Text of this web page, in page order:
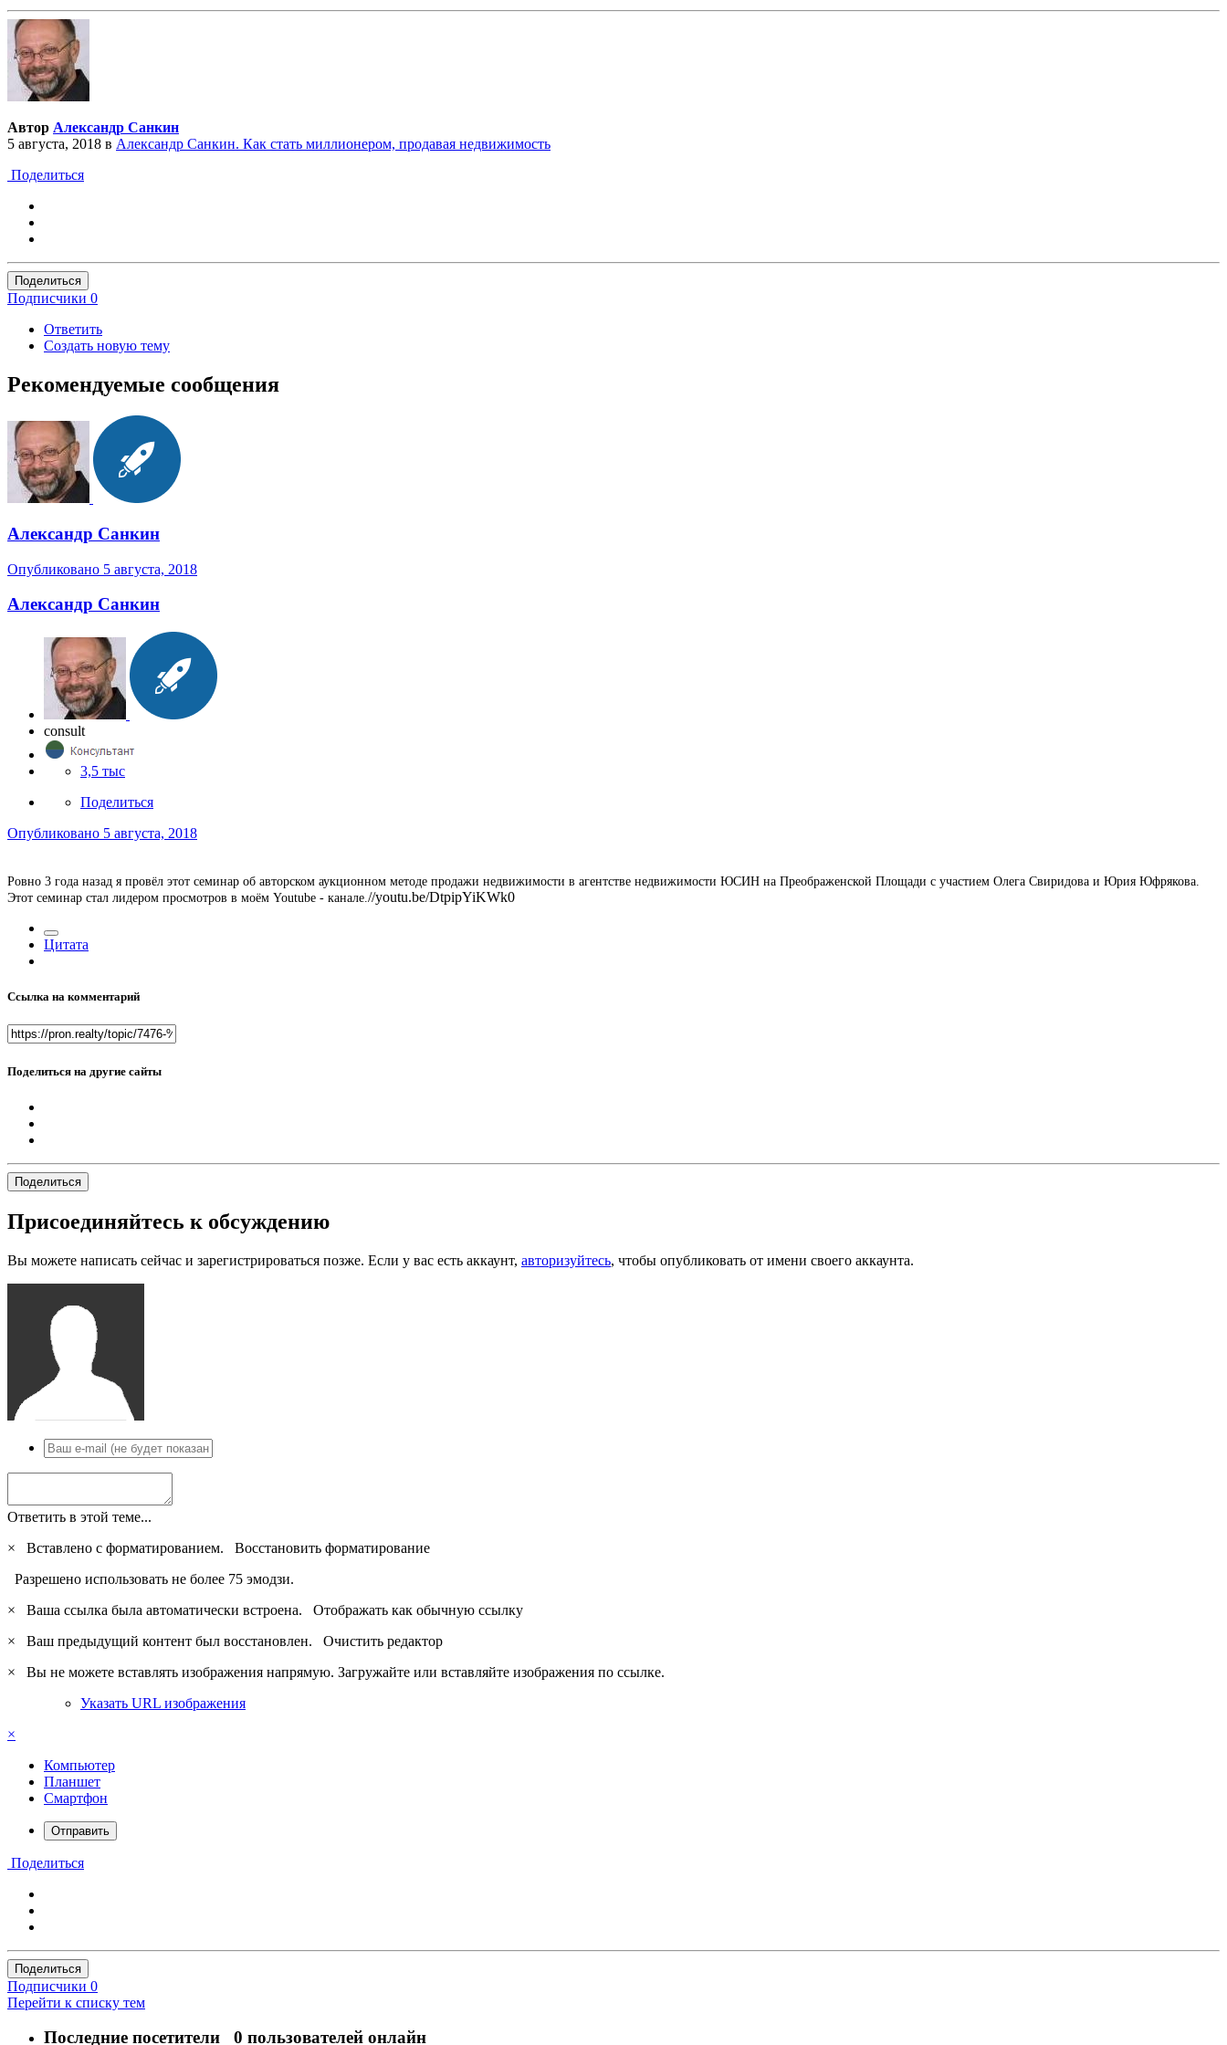
Автор Александр Санкин
5 августа, 2018 в Александр Санкин. Как стать миллионером, продавая недвижимость
Поделиться
Поделиться
Подписчики 0
Ответить
Создать новую тему
Рекомендуемые сообщения
Александр Санкин
Опубликовано 5 августа, 2018
Александр Санкин
consult
3,5 тыс
Поделиться
Опубликовано 5 августа, 2018
Ровно 3 года назад я провёл этот семинар об авторском аукционном методе продажи недвижимости в агентстве недвижимости ЮСИН на Преображенской Площади с участием Олега Свиридова и Юрия Юфрякова.
Этот семинар стал лидером просмотров в моём Youtube - канале.//youtu.be/DtpipYiKWk0
Цитата
Ссылка на комментарий
Поделиться на другие сайты
Поделиться
Присоединяйтесь к обсуждению
Вы можете написать сейчас и зарегистрироваться позже. Если у вас есть аккаунт, авторизуйтесь, чтобы опубликовать от имени своего аккаунта.
Ответить в этой теме...
×
Вставлено с форматированием. Восстановить форматирование
Разрешено использовать не более 75 эмодзи.
×
Ваша ссылка была автоматически встроена. Отображать как обычную ссылку
×
Ваш предыдущий контент был восстановлен. Очистить редактор
×
Вы не можете вставлять изображения напрямую. Загружайте или вставляйте изображения по ссылке.
Указать URL изображения
×
Компьютер
Планшет
Смартфон
Отправить
Поделиться
Поделиться
Подписчики 0
Перейти к списку тем
Последние посетители 0 пользователей онлайн